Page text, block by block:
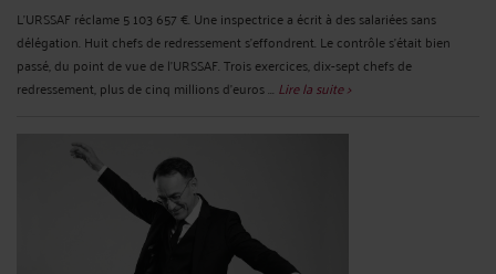
L'URSSAF réclame 5 103 657 €. Une inspectrice a écrit à des salariées sans
délégation. Huit chefs de redressement s'effondrent. Le contrôle s'était bien
passé, du point de vue de l'URSSAF. Trois exercices, dix-sept chefs de
redressement, plus de cinq millions d'euros ... Lire la suite >